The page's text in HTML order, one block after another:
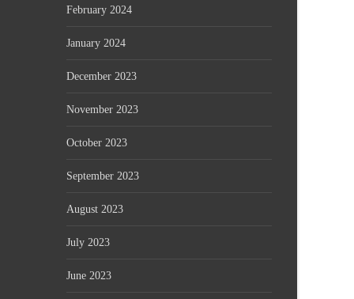
February 2024
January 2024
December 2023
November 2023
October 2023
September 2023
August 2023
July 2023
June 2023